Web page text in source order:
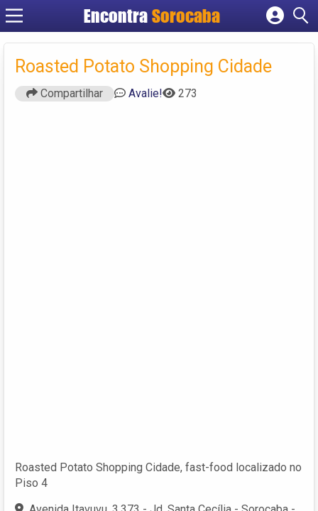
EncontraSorocaba
Cadastrar empresa
Criar conta
Roasted Potato Shopping Cidade
Compartilhar Avalie! 273
Roasted Potato Shopping Cidade, fast-food localizado no
Piso 4